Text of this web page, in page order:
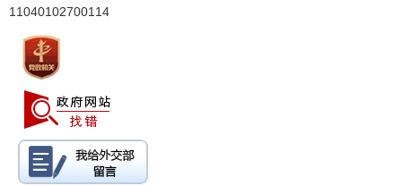
11040102700114